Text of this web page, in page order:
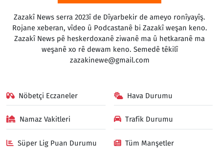
Zazakî News serra 2023î de Dîyarbekir de ameyo ronîyayîş.
Rojane xeberan, vîdeo û Podcastanê bi Zazakî weşan keno.
Zazakî News pê heskerdoxanê ziwanê ma û hetkaranê ma
weşanê xo rê dewam keno. Semedê têkilî
zazakinewe@gmail.com
Nöbetçi Eczaneler Hava Durumu
Namaz Vakitleri Trafik Durumu
Süper Lig Puan Durumu
Tüm Manşetler